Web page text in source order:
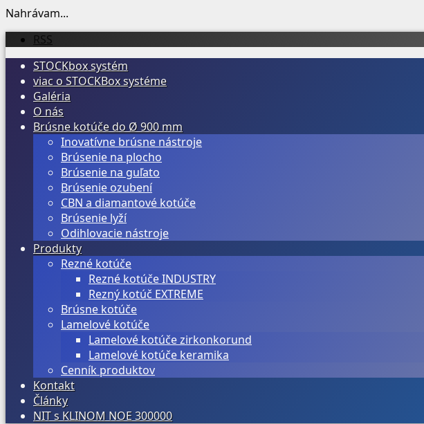
Nahrávam...
Prejsť
obsah
RSS
STOCKbox systém
viac o STOCKBox systéme
Galéria
O nás
Brúsne kotúče do Ø 900 mm
Inovatívne brúsne nástroje
Brúsenie na plocho
Brúsenie na guľato
Brúsenie ozubení
CBN a diamantové kotúče
Brúsenie lyží
Odihlovacie nástroje
Produkty
Rezné kotúče
Rezné kotúče INDUSTRY
Rezný kotúč EXTREME
Brúsne kotúče
Lamelové kotúče
Lamelové kotúče zirkonkorund
Lamelové kotúče keramika
Cenník produktov
Kontakt
Články
NIT s KLINOM NOE 300000